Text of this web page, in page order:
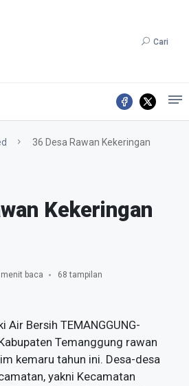
Cari
36 Desa Rawan Kekeringan
Kekeringan
menit baca 68 tampilan
Air Bersih TEMANGGUNG-
Temanggung rawan
kemaru tahun ini. Desa-desa
yakni Kecamatan